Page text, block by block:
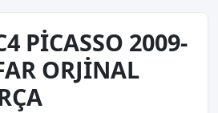
PİCASSO 2009-
ORJİNAL